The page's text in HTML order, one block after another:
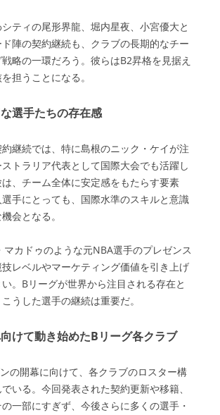
ティの尾形界龍、堀内星夜、小宮優大と
陣の契約継続も、クラブの長期的なチー
略の一環だろう。彼らはB2昇格を見据え
担うことになる。
選手たちの存在感
継続では、特に島根のニック・ケイが注
トラリア代表として国際大会でも活躍し
、チーム全体に安定感をもたらす要素
手にとっても、国際水準のスキルと意識
会となる。
マカドゥのような元NBA選手のプレゼンス
レベルやマーケティング価値を引き上げ
。Bリーグが世界から注目される存在と
うした選手の継続は重要だ。
けて動き始めたBリーグ各クラブ
の開幕に向けて、各クラブのロスター構
いる。今回発表された契約更新や移籍、
一部にすぎず、今後さらに多くの選手・